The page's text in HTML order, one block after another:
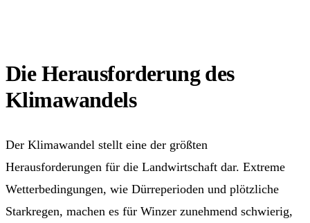
Die Herausforderung des
Klimawandels
Der Klimawandel stellt eine der größten
Herausforderungen für die Landwirtschaft dar. Extreme
Wetterbedingungen, wie Dürreperioden und plötzliche
Starkregen, machen es für Winzer zunehmend schwierig,